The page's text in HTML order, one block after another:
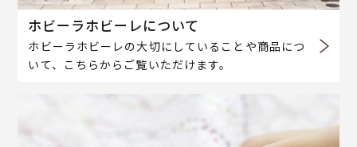
ホビーラホビーレについて
ホビーラホビーレの大切にしていることや商品につ
いて、こちらからご覧いただけます。